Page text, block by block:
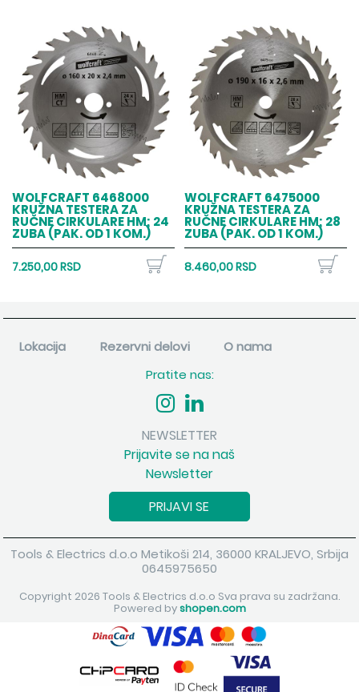
WOLFCRAFT 6468000
KRUŽNA TESTERA ZA
RUČNE CIRKULARE HM; 24
ZUBA (PAK. OD 1 KOM.)
7.250,00 RSD
WOLFCRAFT 6475000
KRUŽNA TESTERA ZA
RUČNE CIRKULARE HM; 28
ZUBA (PAK. OD 1 KOM.)
8.460,00 RSD
Lokacija Rezervni delovi
O nama
Pratite nas:
NEWSLETTER
Prijavite se na naš
Newsletter
PRIJAVI SE
Tools & Electrics d.o.o Metikoši 214, 36000 KRALJEVO, Srbija
0645975650
Copyright 2026 Tools & Electrics d.o.o Sva prava su zadržana.
Powered byshopen.com